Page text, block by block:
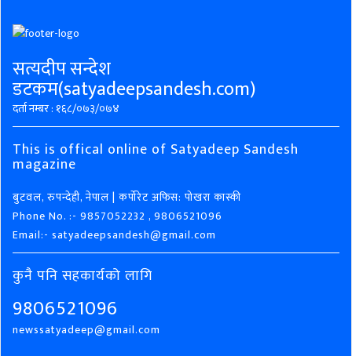
सत्यदीप सन्देश
डटकम(satyadeepsandesh.com)
दर्ता नम्बर : १६८/०७३/०७४
This is offical online of Satyadeep Sandesh
magazine
बुटवल, रुपन्देही, नेपाल | कर्पोरेट अफिस: पोखरा कास्की
Phone No. :- 9857052232 , 9806521096
Email:- satyadeepsandesh@gmail.com
कुनै पनि सहकार्यको लागि
9806521096
newssatyadeep@gmail.com